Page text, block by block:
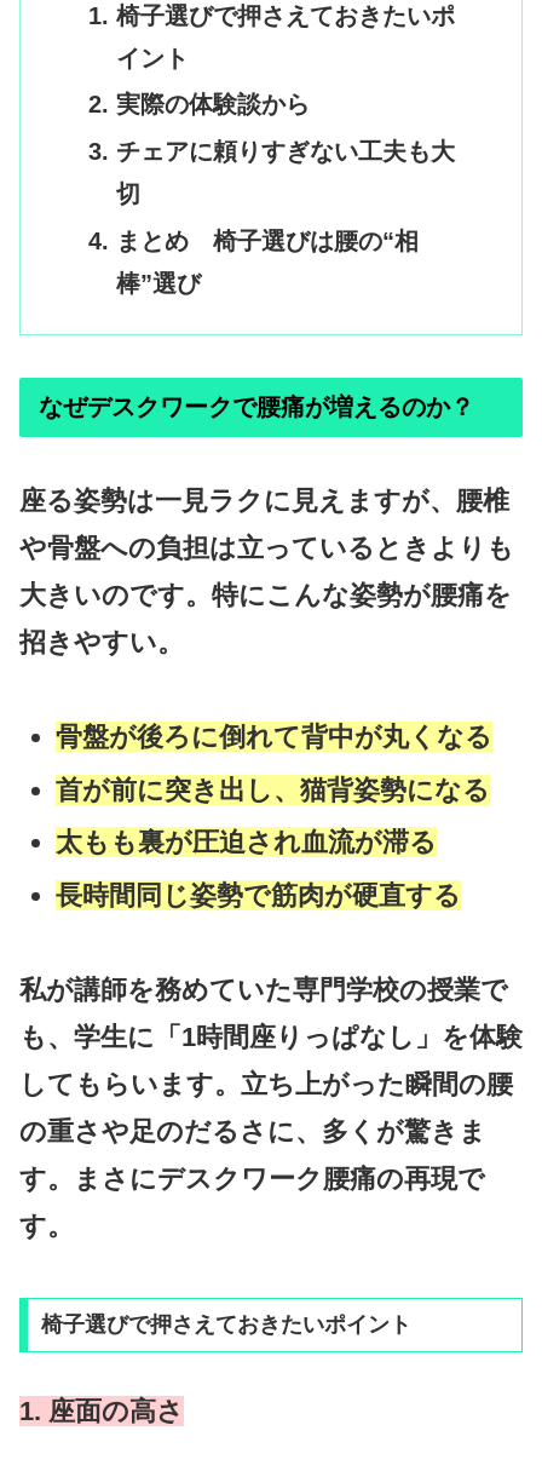
椅子選びで押さえておきたいポ
イント
実際の体験談から
チェアに頼りすぎない工夫も大
切
まとめ 椅子選びは腰の“相
棒”選び
なぜデスクワークで腰痛が増えるのか？
座る姿勢は一見ラクに見えますが、腰椎
や骨盤への負担は立っているときよりも
大きいのです。特にこんな姿勢が腰痛を
招きやすい。
骨盤が後ろに倒れて背中が丸くなる
首が前に突き出し、猫背姿勢になる
太もも裏が圧迫され血流が滞る
長時間同じ姿勢で筋肉が硬直する
私が講師を務めていた専門学校の授業で
も、学生に「1時間座りっぱなし」を体験
してもらいます。立ち上がった瞬間の腰
の重さや足のだるさに、多くが驚きま
す。まさにデスクワーク腰痛の再現で
す。
椅子選びで押さえておきたいポイント
1. 座面の高さ